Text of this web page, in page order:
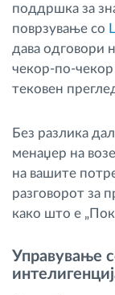
поддршка за
поврзување со
дава одговори
чекор-по-
тековен
Без разлика
менаџер на
на вашите
разговорот за
како што е
Управување